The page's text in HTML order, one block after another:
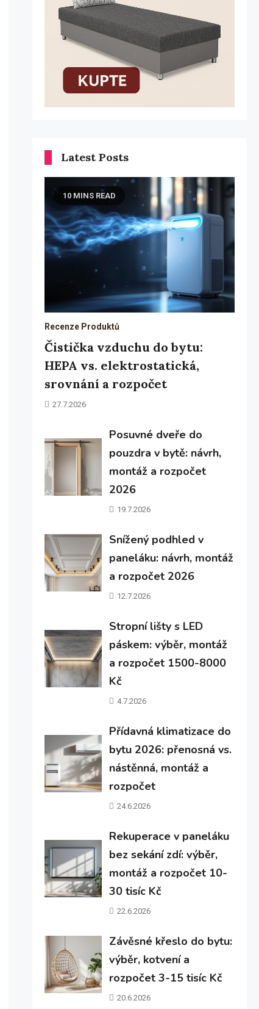
Latest Posts
10 MINS READ
Recenze Produktů
Čistička vzduchu do bytu:
HEPA vs. elektrostatická,
srovnání a rozpočet
27.7.2026
Posuvné dveře do
pouzdra v bytě: návrh,
montáž a rozpočet
2026
19.7.2026
Snížený podhled v
paneláku: návrh, montáž
a rozpočet 2026
12.7.2026
Stropní lišty s LED
páskem: výběr, montáž
a rozpočet 1500-8000
Kč
4.7.2026
Přídavná klimatizace do
bytu 2026: přenosná vs.
nástěnná, montáž a
rozpočet
24.6.2026
Rekuperace v paneláku
bez sekání zdí: výběr,
montáž a rozpočet 10-
30 tisíc Kč
22.6.2026
Závěsné křeslo do bytu:
výběr, kotvení a
rozpočet 3-15 tisíc Kč
20.6.2026